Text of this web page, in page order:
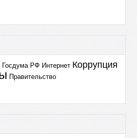
Госдума РФ Интернет Коррупция
Правительство